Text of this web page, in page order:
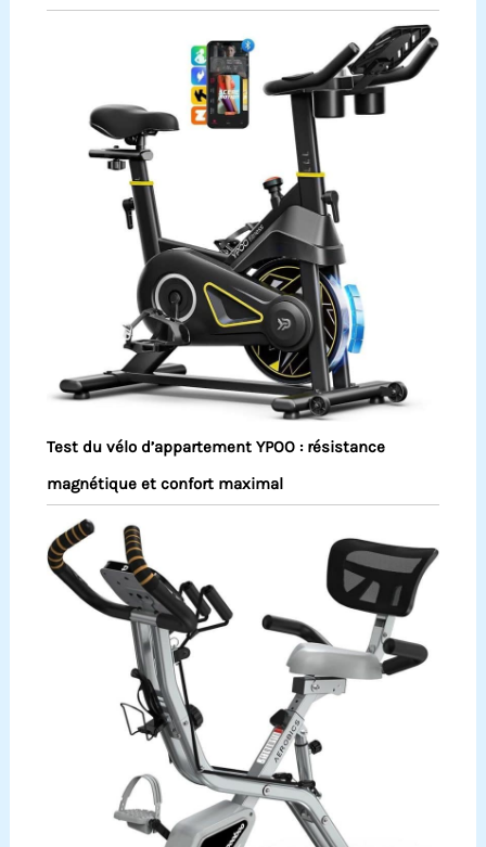
Test du vélo d’appartement YPOO : résistance
magnétique et confort maximal